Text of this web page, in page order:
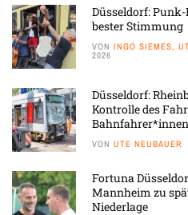
Düsseldorf:
bester Stimmung
VON INGO SIEMES,
2026
Düsseldorf:
Kontrolle des
Bahnfahrer*innen
VON UTE NEUBAUER
Fortuna
Mannheim zu
Niederlage